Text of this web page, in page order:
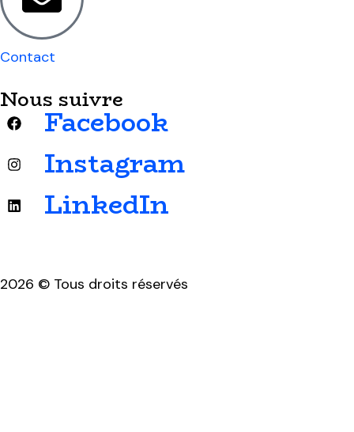
Contact
Nous suivre
Facebook
Instagram
LinkedIn
2026 © Tous droits réservés